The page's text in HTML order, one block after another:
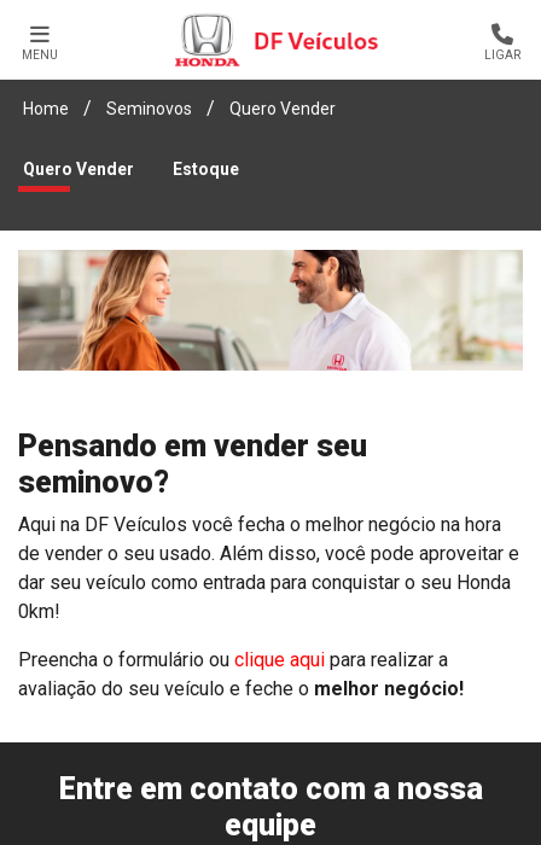
MENU LIGAR
Home Seminovos Quero Vender
Estoque
Quero Vender
Pensando em vender seu
seminovo?
Aqui na DF Veículos você fecha o melhor negócio na hora
de vender o seu usado. Além disso, você pode aproveitar e
dar seu veículo como entrada para conquistar o seu Honda
0km!
Preencha o formulário ou clique aqui para realizar a
avaliação do seu veículo e feche o melhor negócio!
Entre em contato com a nossa
equipe